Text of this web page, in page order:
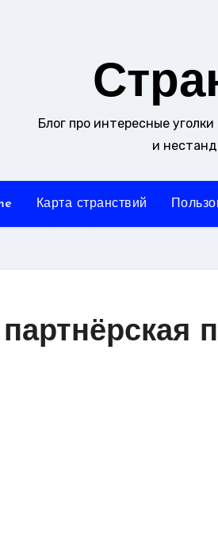
Блог про интересные
и
Карта странствий